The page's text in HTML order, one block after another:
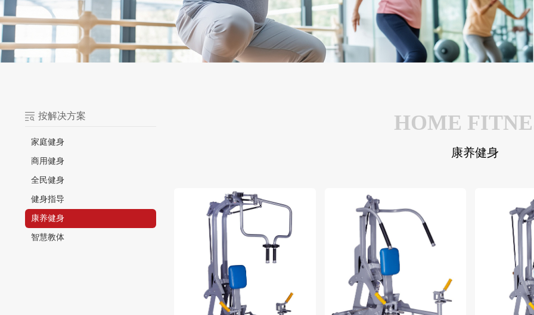
按解决方案
家庭健身
商用健身
全民健身
健身指导
康养健身
智慧教体
HOME
康养健身